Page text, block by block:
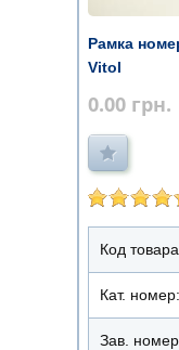
Рамка
Vitol
0.00 грн.
Код
Кат. номер:
Зав.